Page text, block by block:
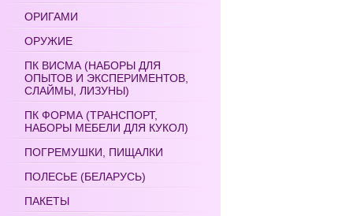
ОРИГАМИ
ОРУЖИЕ
ПК ВИСМА (НАБОРЫ ДЛЯ
ОПЫТОВ И ЭКСПЕРИМЕНТОВ,
СЛАЙМЫ, ЛИЗУНЫ)
ПК ФОРМА (ТРАНСПОРТ,
НАБОРЫ МЕБЕЛИ ДЛЯ КУКОЛ)
ПОГРЕМУШКИ, ПИЩАЛКИ
ПОЛЕСЬЕ (БЕЛАРУСЬ)
ПАКЕТЫ